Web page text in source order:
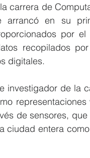
carrera de
arrancó en su
por
recopilados
digitales.
investigador de la
de sensores,
ciudad entera